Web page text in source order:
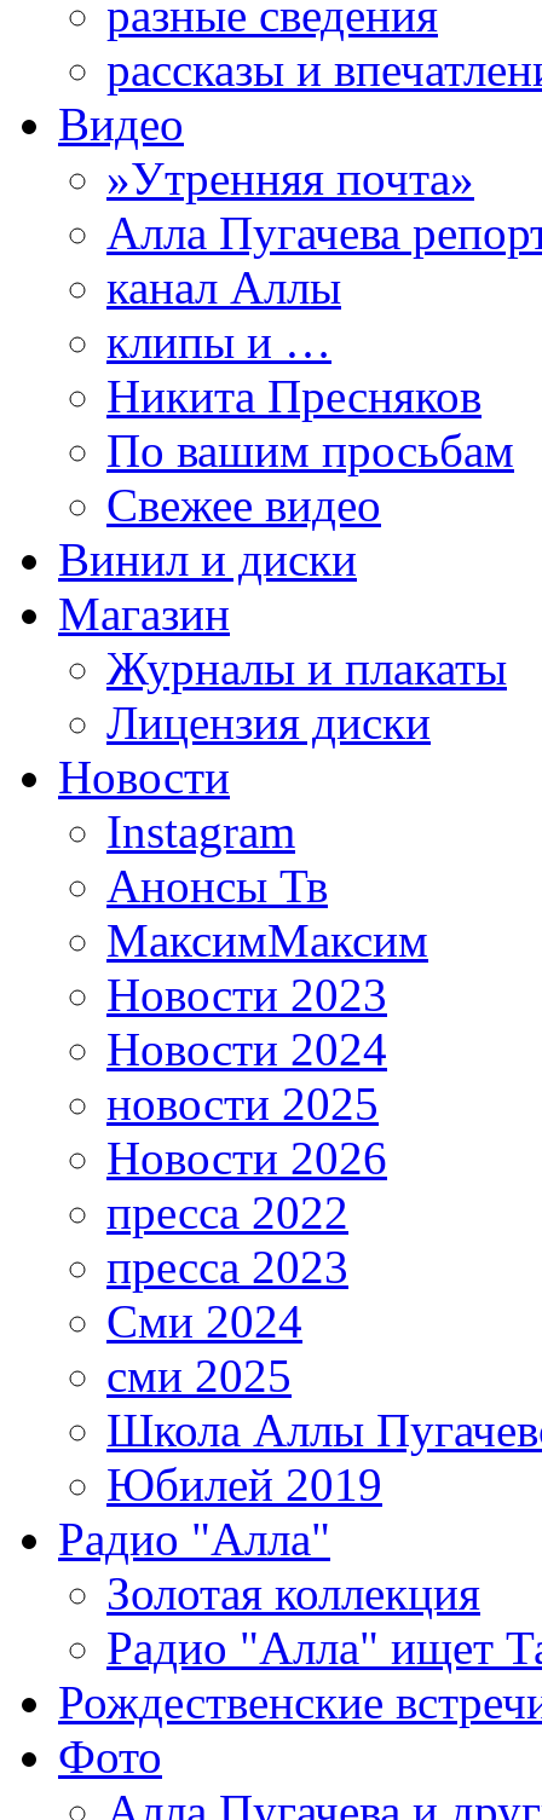
разные сведения
рассказы и
Видео
»Утренняя почта»
Алла Пугачева
канал Аллы
клипы и …
Никита Пресняков
По вашим просьбам
Свежее видео
Винил и диски
Магазин
Журналы и плакаты
Лицензия диски
Новости
Instagram
Анонсы Тв
МаксимМаксим
Новости 2023
Новости 2024
новости 2025
Новости 2026
пресса 2022
пресса 2023
Сми 2024
сми 2025
Школа Аллы
Юбилей 2019
Радио "Алла"
Золотая коллекция
Радио "Алла" ищет
Рождественские
Фото